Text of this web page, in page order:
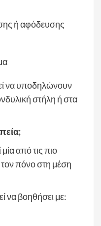
ή αφόδευσης
να υποδηλώνουν
στήλη ή στα
από τις πιο
τον πόνο στη μέση
να βοηθήσει με: